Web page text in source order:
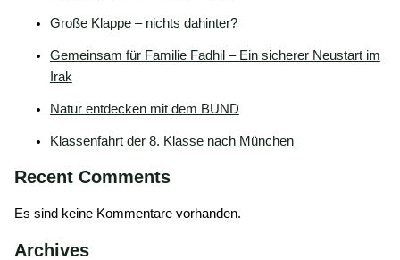
Große Klappe – nichts dahinter?
Gemeinsam für Familie Fadhil – Ein sicherer Neustart im
Irak
Natur entdecken mit dem BUND
Klassenfahrt der 8. Klasse nach München
Recent Comments
Es sind keine Kommentare vorhanden.
Archives